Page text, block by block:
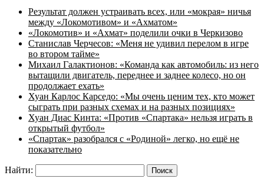
Результат должен устраивать всех, или «мокрая» ничья
между «Локомотивом» и «Ахматом»
«Локомотив» и «Ахмат» поделили очки в Черкизово
Станислав Черчесов: «Меня не удивил перелом в игре
во втором тайме»
Михаил Галактионов: «Команда как автомобиль: из него
вытащили двигатель, переднее и заднее колесо, но он
продолжает ехать»
Хуан Карлос Карседо: «Мы очень ценим тех, кто может
сыграть при разных схемах и на разных позициях»
Хуан Диас Кинта: «Против «Спартака» нельзя играть в
открытый футбол»
«Спартак» разобрался с «Родиной» легко, но ещё не
показательно
Найти: